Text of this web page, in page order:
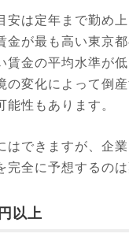
は定年まで勤め
金が最も高い東京
金の平均水準が
の変化によって倒
性もあります。
できますが、企
全に予想するのは
以上